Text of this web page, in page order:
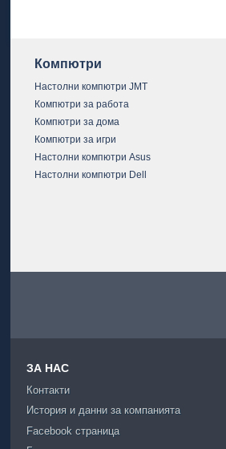
Компютри
Настолни компютри JMT
Компютри за работа
Компютри за дома
Компютри за игри
Настолни компютри Asus
Настолни компютри Dell
ЗА НАС
Контакти
История и данни за компанията
Facebook страница